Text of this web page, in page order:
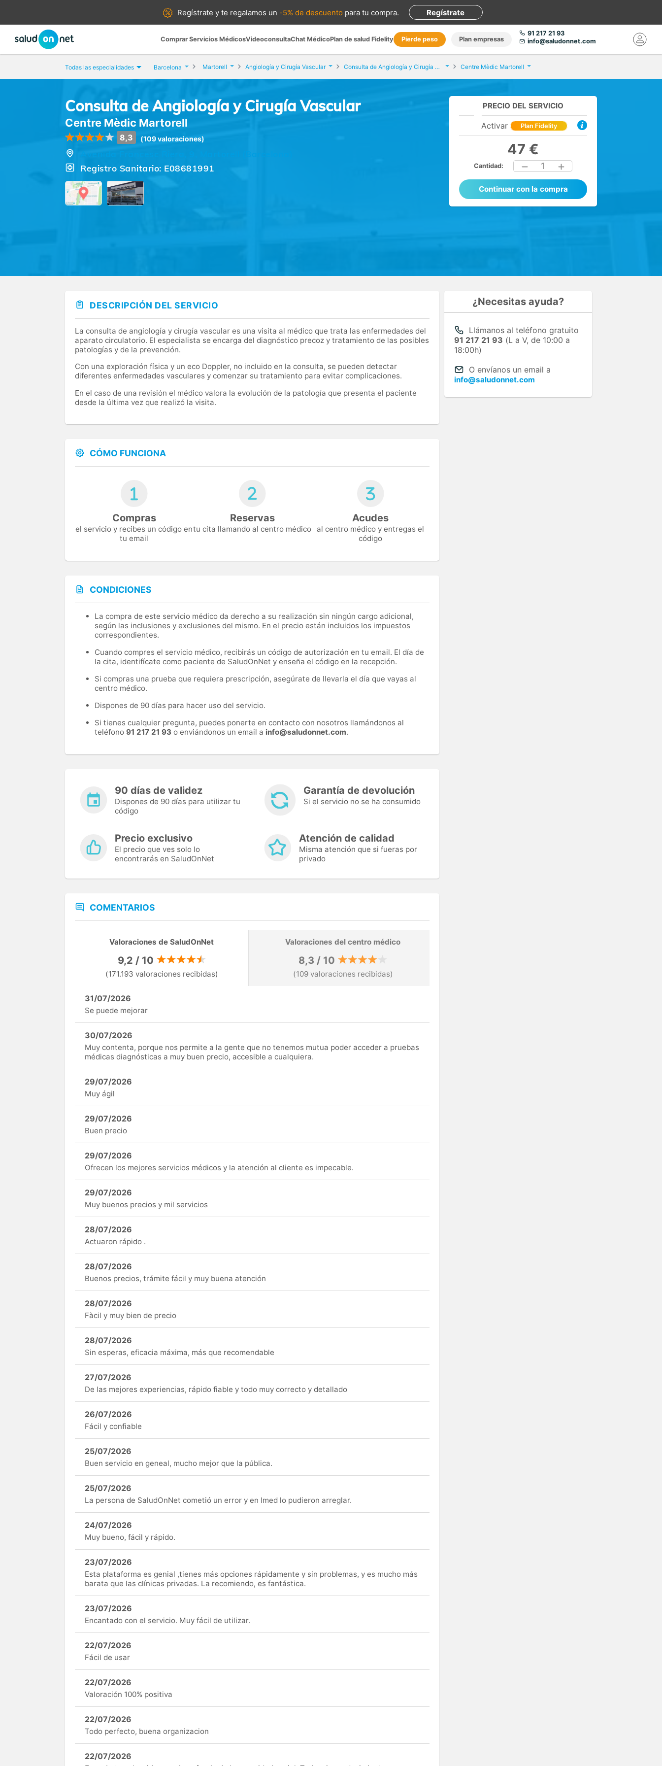
Regístrate yte regalamos un -5% de descuento para tu compra. Regístrate
Comprar Servicios MédicosVideoconsultaChat MédicoPlan de salud Fidelity Pierde peso Plan empresas
91 217 21 93
info@saludonnet.com
Todas las especialidades Barcelona Martorell Angiología y Cirugía Vascular Consulta de Angiología y Cirugía Vascular Centre Mèdic Martorell
Consulta de Angiología y Cirugía Vascular
Centre Mèdic Martorell
8,3 (109 valoraciones)
Registro Sanitario: E08681991
PRECIO DEL SERVICIO
Activar Plan Fidelity
47 €
Cantidad: 1
Continuar con la compra
DESCRIPCIÓN DEL SERVICIO
La consulta de angiología y cirugía vascular es una visita al médico que trata las enfermedades del
aparato circulatorio. El especialista se encarga del diagnóstico precoz y tratamiento de las posibles
patologías y de la prevención.
Con una exploración física y un eco Doppler, no incluido en la consulta, se pueden detectar
diferentes enfermedades vasculares y comenzar su tratamiento para evitar complicaciones.
En el caso de una revisión el médico valora la evolución de la patología que presenta el paciente
desde la última vez que realizó la visita.
CÓMO FUNCIONA
Compras
el servicio y recibes un código en
tu email
Reservas
tu cita llamando al centro médico
Acudes
al centro médico y entregas el
código
CONDICIONES
La compra de este servicio médico da derecho a su realización sin ningún cargo adicional,
según las inclusiones y exclusiones del mismo. En el precio están incluidos los impuestos
correspondientes.
Cuando compres el servicio médico, recibirás un código de autorización en tu email. El día de
la cita, identifícate como paciente de SaludOnNet y enseña el código en la recepción.
Si compras una prueba que requiera prescripción, asegúrate de llevarla el día que vayas al
centro médico.
Dispones de 90 días para hacer uso del servicio.
Si tienes cualquier pregunta, puedes ponerte en contacto con nosotros llamándonos al
teléfono 91 217 21 93 o enviándonos un email a info@saludonnet.com.
90 días de validez
Dispones de 90 días para utilizar tu
código
Garantía de devolución
Si el servicio no se ha consumido
Precio exclusivo
El precio que ves solo lo
encontrarás en SaludOnNet
Atención de calidad
Misma atención que si fueras por
privado
COMENTARIOS
Valoraciones de SaludOnNet
9,2 / 10
(171.193 valoraciones recibidas)
Valoraciones del centro médico
8,3 / 10
(109 valoraciones recibidas)
31/07/2026
Se puede mejorar
30/07/2026
Muy contenta, porque nos permite a la gente que no tenemos mutua poder acceder a pruebas
médicas diagnósticas a muy buen precio, accesible a cualquiera.
29/07/2026
Muy ágil
29/07/2026
Buen precio
29/07/2026
Ofrecen los mejores servicios médicos y la atención al cliente es impecable.
29/07/2026
Muy buenos precios y mil servicios
28/07/2026
Actuaron rápido .
28/07/2026
Buenos precios, trámite fácil y muy buena atención
28/07/2026
Fàcil y muy bien de precio
28/07/2026
Sin esperas, eficacia máxima, más que recomendable
27/07/2026
De las mejores experiencias, rápido fiable y todo muy correcto y detallado
26/07/2026
Fácil y confiable
25/07/2026
Buen servicio en geneal, mucho mejor que la pública.
25/07/2026
La persona de SaludOnNet cometió un error y en Imed lo pudieron arreglar.
24/07/2026
Muy bueno, fácil y rápido.
23/07/2026
Esta plataforma es genial ,tienes más opciones rápidamente y sin problemas, y es mucho más
barata que las clínicas privadas. La recomiendo, es fantástica.
23/07/2026
Encantado con el servicio. Muy fácil de utilizar.
22/07/2026
Fácil de usar
22/07/2026
Valoración 100% positiva
22/07/2026
Todo perfecto, buena organizacion
22/07/2026
¿Necesitas ayuda?
Llámanos al teléfono gratuito
91 217 21 93 (L a V, de 10:00 a
18:00h)
O envíanos un email a
info@saludonnet.com